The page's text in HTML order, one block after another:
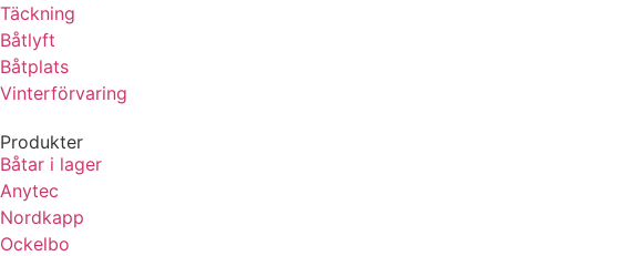
Täckning
Båtlyft
Båtplats
Vinterförvaring
Produkter
Båtar i lager
Anytec
Nordkapp
Ockelbo